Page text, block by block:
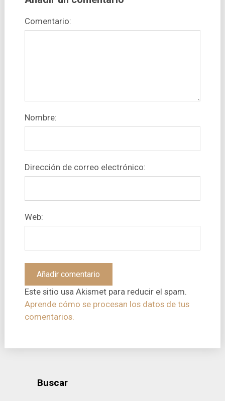
Comentario:
Nombre:
Dirección de correo electrónico:
Web:
Este sitio usa Akismet para reducir el spam.
Aprende cómo se procesan los datos de tus
comentarios.
Buscar